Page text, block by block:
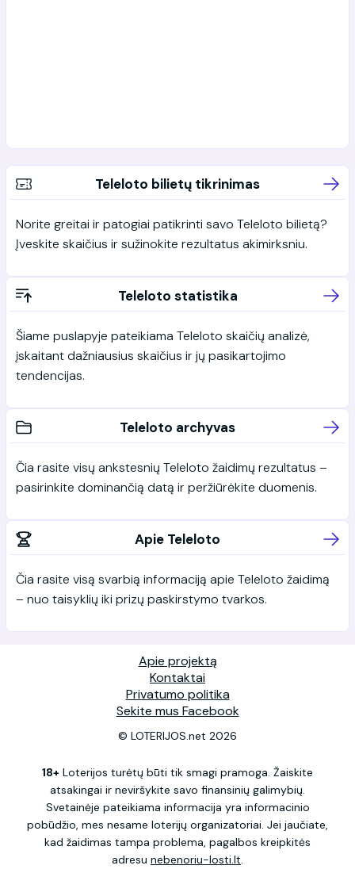
Teleloto bilietų tikrinimas
Norite greitai ir patogiai patikrinti savo Teleloto bilietą?
Įveskite skaičius ir sužinokite rezultatus akimirksniu.
Teleloto statistika
Šiame puslapyje pateikiama Teleloto skaičių analizė,
įskaitant dažniausius skaičius ir jų pasikartojimo
tendencijas.
Teleloto archyvas
Čia rasite visų ankstesnių Teleloto žaidimų rezultatus –
pasirinkite dominančią datą ir peržiūrėkite duomenis.
Apie Teleloto
Čia rasite visą svarbią informaciją apie Teleloto žaidimą
– nuo taisyklių iki prizų paskirstymo tvarkos.
Apie projektą
Kontaktai
Privatumo politika
Sekite mus Facebook
© LOTERIJOS.net 2026
18+ Loterijos turėtų būti tik smagi pramoga. Žaiskite
atsakingai ir neviršykite savo finansinių galimybių.
Svetainėje pateikiama informacija yra informacinio
pobūdžio, mes nesame loterijų organizatoriai. Jei jaučiate,
kad žaidimas tampa problema, pagalbos kreipkitės
adresu nebenoriu-losti.lt.